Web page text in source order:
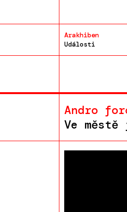
Arakhiben
Události
Andro
Ve